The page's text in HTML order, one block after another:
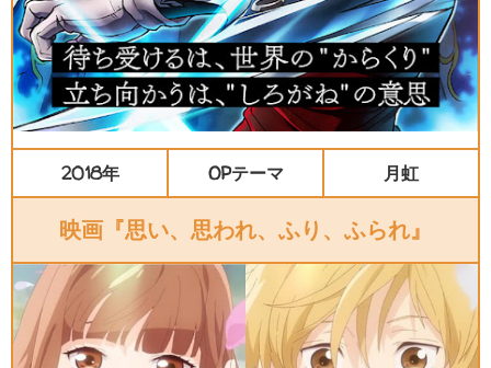
2018年 OPテーマ 月虹
映画『思い、思われ、ふり、ふられ』